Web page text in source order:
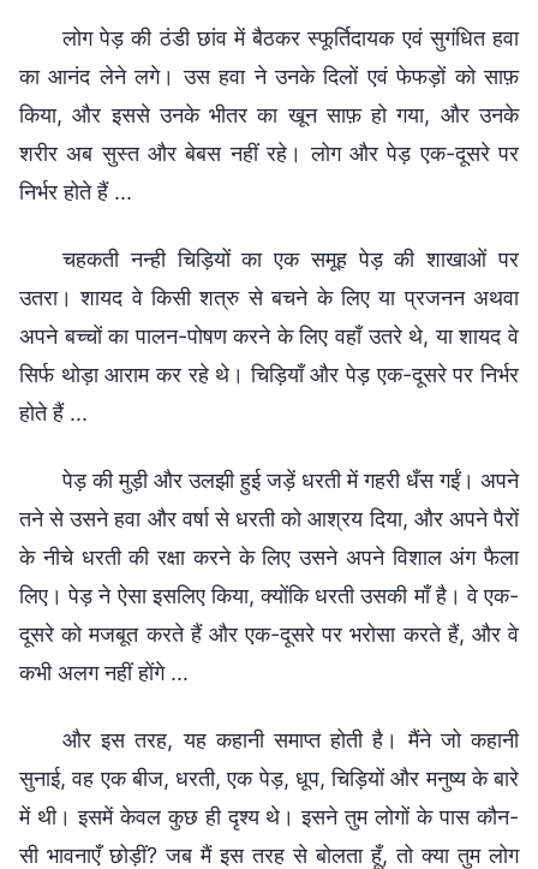
लोग पेड़ की ठंडी छांव में बैठकर स्फूर्तिदायक एवं सुगंधित हवा
का आनंद लेने लगे। उस हवा ने उनके दिलों एवं फेफड़ों को साफ़
किया, और इससे उनके भीतर का खून साफ़ हो गया, और उनके
शरीर अब सुस्त और बेबस नहीं रहे। लोग और पेड़ एक-दूसरे पर
निर्भर होते हैं ...
चहकती नन्ही चिड़ियों का एक समूह पेड़ की शाखाओं पर
उतरा। शायद वे किसी शत्रु से बचने के लिए या प्रजनन अथवा
अपने बच्चों का पालन-पोषण करने के लिए वहाँ उतरे थे, या शायद वे
सिर्फ थोड़ा आराम कर रहे थे। चिड़ियाँ और पेड़ एक-दूसरे पर निर्भर
होते हैं ...
पेड़ की मुड़ी और उलझी हुई जड़ें धरती में गहरी धँस गईं। अपने
तने से उसने हवा और वर्षा से धरती को आश्रय दिया, और अपने पैरों
के नीचे धरती की रक्षा करने के लिए उसने अपने विशाल अंग फैला
लिए। पेड़ ने ऐसा इसलिए किया, क्योंकि धरती उसकी माँ है। वे एक-
दूसरे को मजबूत करते हैं और एक-दूसरे पर भरोसा करते हैं, और वे
कभी अलग नहीं होंगे ...
और इस तरह, यह कहानी समाप्त होती है। मैंने जो कहानी
सुनाई, वह एक बीज, धरती, एक पेड़, धूप, चिड़ियों और मनुष्य के बारे
में थी। इसमें केवल कुछ ही दृश्य थे। इसने तुम लोगों के पास कौन-
सी भावनाएँ छोड़ीं? जब मैं इस तरह से बोलता हूँ, तो क्या तुम लोग